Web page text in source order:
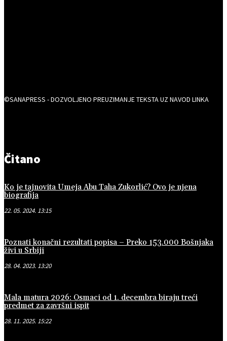
©SANAPRESS - DOZVOLJENO PREUZIMANJE TEKSTA UZ NAVOD LINKA
Čitano
Ko je tajnovita Umeja Abu Taha Zukorlić? Ovo je njena
biografija
22. 05. 2024. 13:15
Poznati konačni rezultati popisa – Preko 153.000 Bošnjaka
živi u Srbiji
28. 04. 2023. 13:20
Mala matura 2026: Osmaci od 1. decembra biraju treći
predmet za završni ispit
28. 11. 2025. 15:22